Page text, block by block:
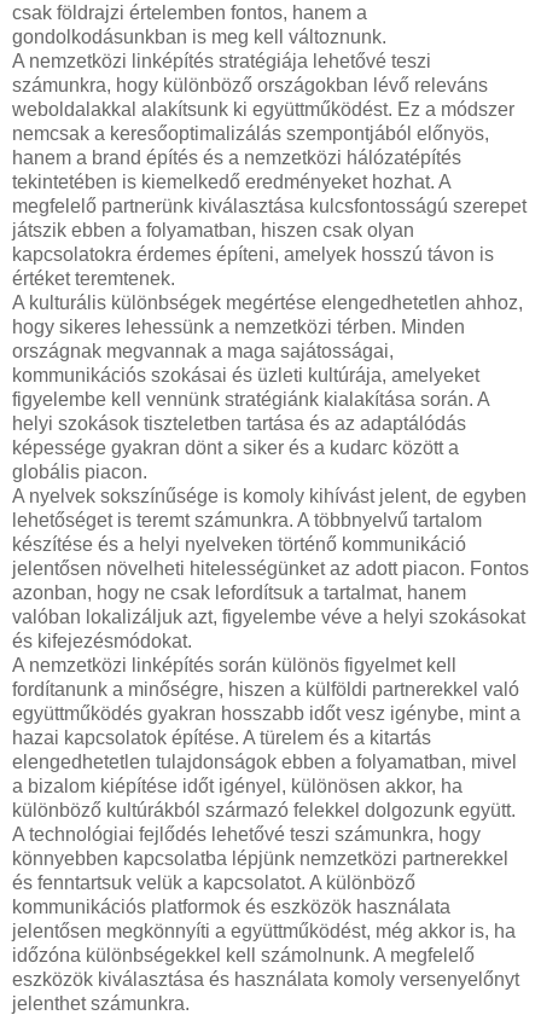
csak földrajzi értelemben fontos, hanem a
gondolkodásunkban is meg kell változnunk.
A nemzetközi linképítés stratégiája lehetővé teszi
számunkra, hogy különböző országokban lévő releváns
weboldalakkal alakítsunk ki együttműködést. Ez a módszer
nemcsak a keresőoptimalizálás szempontjából előnyös,
hanem a brand építés és a nemzetközi hálózatépítés
tekintetében is kiemelkedő eredményeket hozhat. A
megfelelő partnerünk kiválasztása kulcsfontosságú szerepet
játszik ebben a folyamatban, hiszen csak olyan
kapcsolatokra érdemes építeni, amelyek hosszú távon is
értéket teremtenek.
A kulturális különbségek megértése elengedhetetlen ahhoz,
hogy sikeres lehessünk a nemzetközi térben. Minden
országnak megvannak a maga sajátosságai,
kommunikációs szokásai és üzleti kultúrája, amelyeket
figyelembe kell vennünk stratégiánk kialakítása során. A
helyi szokások tiszteletben tartása és az adaptálódás
képessége gyakran dönt a siker és a kudarc között a
globális piacon.
A nyelvek sokszínűsége is komoly kihívást jelent, de egyben
lehetőséget is teremt számunkra. A többnyelvű tartalom
készítése és a helyi nyelveken történő kommunikáció
jelentősen növelheti hitelességünket az adott piacon. Fontos
azonban, hogy ne csak lefordítsuk a tartalmat, hanem
valóban lokalizáljuk azt, figyelembe véve a helyi szokásokat
és kifejezésmódokat.
A nemzetközi linképítés során különös figyelmet kell
fordítanunk a minőségre, hiszen a külföldi partnerekkel való
együttműködés gyakran hosszabb időt vesz igénybe, mint a
hazai kapcsolatok építése. A türelem és a kitartás
elengedhetetlen tulajdonságok ebben a folyamatban, mivel
a bizalom kiépítése időt igényel, különösen akkor, ha
különböző kultúrákból származó felekkel dolgozunk együtt.
A technológiai fejlődés lehetővé teszi számunkra, hogy
könnyebben kapcsolatba lépjünk nemzetközi partnerekkel
és fenntartsuk velük a kapcsolatot. A különböző
kommunikációs platformok és eszközök használata
jelentősen megkönnyíti a együttműködést, még akkor is, ha
időzóna különbségekkel kell számolnunk. A megfelelő
eszközök kiválasztása és használata komoly versenyelőnyt
jelenthet számunkra.